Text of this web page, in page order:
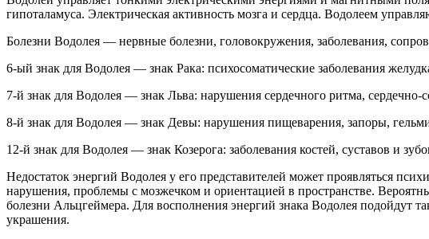
гипоталамуса. Электрическая активность мозга и сердца. Водолеем
Болезни Водолея — нервные болезни, головокружения, заболевания,
6-ый знак для Водолея — знак Рака: психосоматические заболевания
7-й знак для Водолея — знак Льва: нарушения сердечного ритма, сердечно-
8-й знак для Водолея — знак Девы: нарушения пищеварения, запоры,
12-й знак для Водолея — знак Козерога: заболевания костей, суставов и
Недостаток энергий Водолея у его представителей может проявляться
нарушения, проблемы с мозжечком и ориентацией в пространстве.
болезни Альцгеймера. Для восполнения энергий знака Водолея подойдут
украшения.